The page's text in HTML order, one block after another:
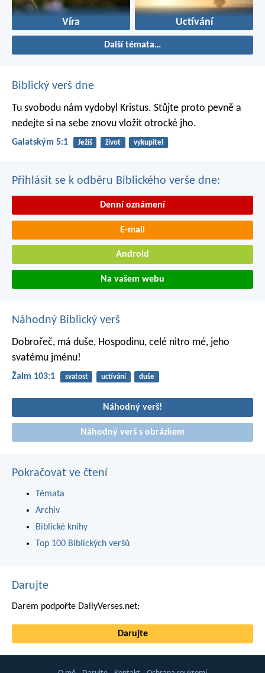
Víra Uctívání
Další témata…
Biblický verš dne
Tu svobodu nám vydobyl Kristus. Stůjte proto pevně a
nedejte si na sebe znovu vložit otrocké jho.
Galatským 5:1 Ježíš život vykupitel
Přihlásit se k odběru Biblického verše dne:
Denní oznámení
E-mail
Android
Na vašem webu
Náhodný Biblický verš
Dobrořeč, má duše, Hospodinu, celé nitro mé, jeho
svatému jménu!
Žalm 103:1 svatost uctívání duše
Náhodný verš!
Náhodný verš s obrázkem
Pokračovat ve čtení
Témata
Archiv
Biblické knihy
Top 100 Biblických veršů
Darujte
Darem podpořte DailyVerses.net:
Darujte